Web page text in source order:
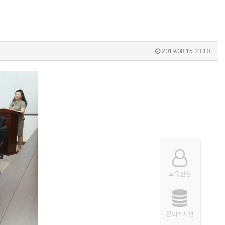
2019.08.15 23:10
교육신청
문의게시판